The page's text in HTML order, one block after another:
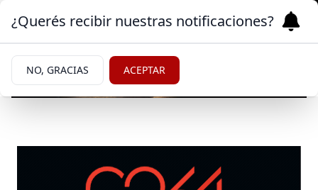
¿Querés recibir nuestras notificaciones?
NO, GRACIAS ACEPTAR